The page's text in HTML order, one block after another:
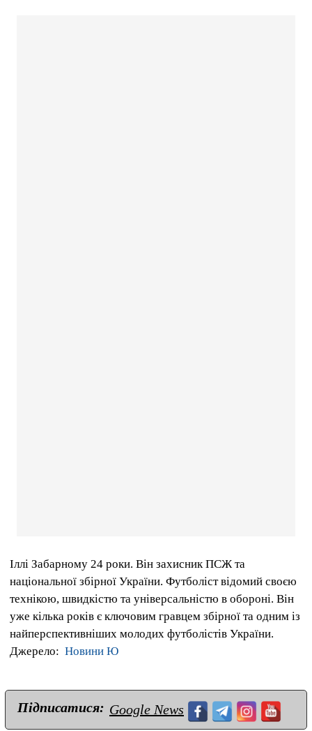
Іллі Забарному 24 роки. Він захисник ПСЖ та
національної збірної України. Футболіст відомий своєю
технікою, швидкістю та універсальністю в обороні. Він
уже кілька років є ключовим гравцем збірної та одним із
найперспективніших молодих футболістів України.
Джерело: Новини Ю
Підписатися: Google News